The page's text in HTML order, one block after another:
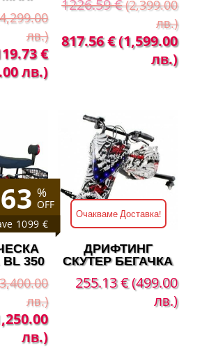
лв.)
€
лв.)
Текущата
цена
(2,190.00
1226.59€ (2,399.00
лв.)
Original
(2,399.00
817.56€(1,599.00
лв.)цена
%
OFF
63
1099 €
350
лв.)
лв.)
Текущата
цена
Очакваме Доставка!
ДРИФТИНГ
СКУТЕР БЕГАЧКА
255.13€(499.00
лв.)